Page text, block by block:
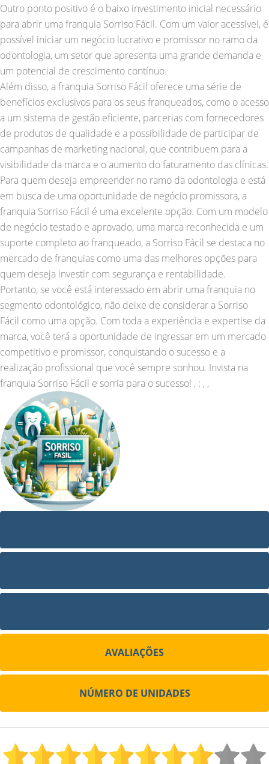
Outro ponto positivo é o baixo investimento inicial necessário
para abrir uma franquia Sorriso Fácil. Com um valor acessível, é
possível iniciar um negócio lucrativo e promissor no ramo da
odontologia, um setor que apresenta uma grande demanda e
um potencial de crescimento contínuo.
Além disso, a franquia Sorriso Fácil oferece uma série de
benefícios exclusivos para os seus franqueados, como o acesso
a um sistema de gestão eficiente, parcerias com fornecedores
de produtos de qualidade e a possibilidade de participar de
campanhas de marketing nacional, que contribuem para a
visibilidade da marca e o aumento do faturamento das clínicas.
Para quem deseja empreender no ramo da odontologia e está
em busca de uma oportunidade de negócio promissora, a
franquia Sorriso Fácil é uma excelente opção. Com um modelo
de negócio testado e aprovado, uma marca reconhecida e um
suporte completo ao franqueado, a Sorriso Fácil se destaca no
mercado de franquias como uma das melhores opções para
quem deseja investir com segurança e rentabilidade.
Portanto, se você está interessado em abrir uma franquia no
segmento odontológico, não deixe de considerar a Sorriso
Fácil como uma opção. Com toda a experiência e expertise da
marca, você terá a oportunidade de ingressar em um mercado
competitivo e promissor, conquistando o sucesso e a
realização profissional que você sempre sonhou. Invista na
franquia Sorriso Fácil e sorria para o sucesso! , : , ,
AVALIAÇÕES
NÚMERO DE UNIDADES